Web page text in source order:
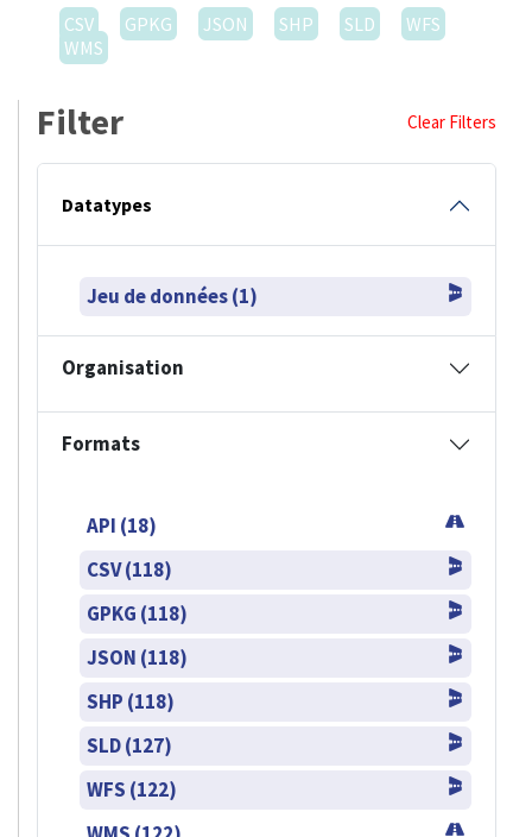
CSV
GPKG JSON SHP SLD
WFS
WMS
Filter Clear Filters
Datatypes
Jeu de données (1)
Organisation
Formats
API (18)
CSV (118)
GPKG (118)
JSON (118)
SHP (118)
SLD (127)
WFS (122)